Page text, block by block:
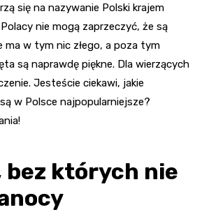
się na nazywanie Polski krajem
nie mogą zaprzeczyć, że są
ma w tym nic złego, a poza tym
są naprawdę piękne. Dla wierzących
Jesteście ciekawi, jakie
w Polsce najpopularniejsze?
bez których nie